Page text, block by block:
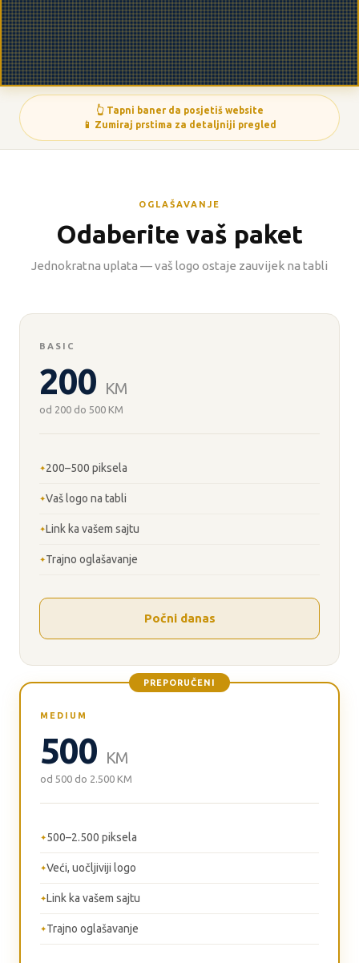
👆 Tapni baner da posjetiš website
📱 Zumiraj prstima za detaljniji pregled
OGLAŠAVANJE
Odaberite vaš paket
Jednokratna uplata — vaš logo ostaje zauvijek na tabli
BASIC
200 KM
od 200 do 500 KM
200–500 piksela
Vaš logo na tabli
Link ka vašem sajtu
Trajno oglašavanje
Počni danas
PREPORUČENI
MEDIUM
500 KM
od 500 do 2.500 KM
500–2.500 piksela
Veći, uočljiviji logo
Link ka vašem sajtu
Trajno oglašavanje